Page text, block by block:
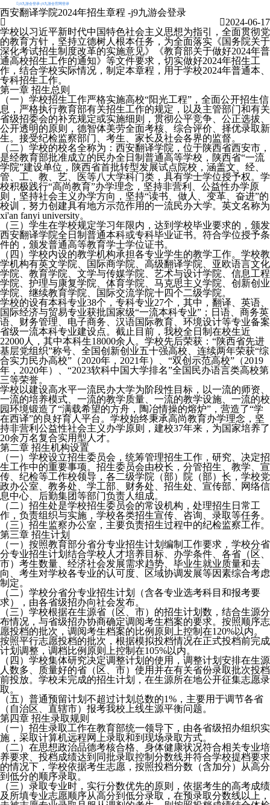
j9九游会登录-j9九游会官网登录
西安翻译学院2024年招生章程 -j9九游会登录
2024-06-17
学校以习近平新时代中国特色社会主义思想为指引，全面贯彻党
的教育方针，坚持立德树人根本任务，为全面落实《国务院关于
深化考试招生制度改革的实施意见》《教育部关于做好2024年普
通高校招生工作的通知》等文件要求，切实做好2024年招生工
作，结合学校实际情况，制定本章程，用于学校2024年普通本、
专科招生工作。
第一章 招生总则
（一）学校招生工作严格实施高校“阳光工程”，全面公开招生信
息，严格执行教育部有关招生工作的规定，以及主管部门和有关
省级招委会的补充规定或实施细则，贯彻公平竞争、公正选拔、
公开透明的原则，德智体美劳全面考核、综合评价、择优录取新
生。接受纪检监察部门、考生、家长及社会各界的监督。
（二）学校的校名全称为：西安翻译学院，位于陕西省西安市，
是经教育部批准成立的民办全日制普通高等学校，陕西省“一流
学院”建设单位，陕西省首批转型发展试点院校，涵盖文、经、
管、工、教、艺、医等八大学科门类，具有学士学位授予权。学
校积极践行“高尚教育”办学理念，坚持非营利、公益性办学原
则，坚持社会主义办学方向，坚持“读书、做人、变革、奋进”的
校训，努力创建具有地方示范作用的一流民办大学。英文名称为
xi'an fanyi university。
（三）学生在学校规定学习年限内，达到学校毕业要求的，颁发
西安翻译学院全日制普通本科或专科毕业证书。符合学位授予条
件的，颁发普通高等教育学士学位证书。
（四）学校内设的教学机构承担各专业学生的教学工作。学校教
学机构有英文学院、国际商学院、高级翻译学院、亚欧语言文化
学院、教育学院、文学与传媒学院、艺术与设计学院、信息工程
学院、护理与康复学院、体育学院、马克思主义学院、创新创业
学院、继续教育学院、国际交流学院十四个二级学院。
学校的设有本科专业38个，专科专业27个，其中，翻译、英语、
国际经济与贸易专业获批国家级“一流本科专业”；日语、商务英
语、财务管理、电子商务、汉语国际教育、环境设计等专业备案
省级一流本科专业建设点。截止目前，我校全日制在校生近
22000人，其中本科生18000余人。学校先后荣获：“陕西省先进
基层党组织”称号、全国创新创业五十强高校、连续两年荣获“综
合实力民办高校”（2020年，2021年）、“双创示范高校”（2019
年，2020年）、“2023软科中国大学排名”全国民办语言类高校第
三等荣誉。
学校以建设高水平一流民办大学为阶段性目标，以一流的师资、
一流的培养模式、一流的教学质量、一流的教学设施、一流的校
园环境锻造了“满载希望的方舟，陶冶情操的熔炉”，营造了“学
在西译”的良好育人平台。学校始终秉承高尚教育办学理念，坚
持非营利公益性社会主义办学原则，建校37年来，为国家培养了
20余万名复合实用型人才。
第二章 招生机构设置
（一）学校设立招生委员会，统筹管理招生工作，研究、决定招
生工作中的重要事项。招生委员会由校长，分管招生、教学、宣
传、纪检等工作校领导，各二级学院（部）院（部）长，学校党
政办公室、教务处、学工部、财务处、招生处、宣传部、网络信
息中心、后勤集团等部门负责人组成。
（二）招生处是学校招生委员会的常设机构，处理招生日常工
作，负责组织与实施，学校各类招生宣传、咨询、录取等任务。
（三）招生监察办公室，主要负责招生过程中的纪检监察工作。
第三章 招生计划
（一）按照教育部分省分专业招生计划编制工作要求，学校分省
分专业招生计划结合学校人才培养目标、办学条件、各省（区、
市）考生数量、经济社会发展需求趋势、毕业生就业质量和去
向、考生对学校各专业的认可度、区域协调发展等因素综合考虑
制定。
（二）学校分省分专业招生计划（含各专业选考科目和报考要
求），由各省级招办向社会发布。
（三）学校根据在生源省（区、市）的招生计划数，结合生源分
布情况，与省级招办协商确定调阅考生档案的要求。按照顺序志
愿投档的批次，调阅考生档案的比例原则上控制在120%以内。
按照平行志愿投档的批次，根据模拟投档情况在正式投档前完成
计划调整，调档比例原则上控制在105%以内。
（四）学校集体研究决定调整计划的使用，调整计划安排在生源
人数多、质量好的省（区、市）使用并在有关省份录取批次投档
前投放。学校未完成的招生计划，在生源所在地公开征集志愿录
取。
（五）普通预留计划不超过计划总数的1%，主要用于调节各省
（自治区、直辖市）报考我校上线生源平衡问题。
第四章 招生录取规则
（一）招生录取工作在教育部统一领导下，由各省级招办组织实
施，采取计算机远程网上录取和到现场录取方式。
（二）在思想政治品德考核合格、身体健康状况符合相关专业培
养要求、投档成绩达到同批录取控制分数线并符合学校提档要求
的情况下，学校依据考生志愿，按照投档分数（含加分）从高分
到低分的顺序录取。
（三）录取专业时，实行分数优先的原则，依据考生的高考成绩
及所填专业志愿顺序从高分到低分录取，在预录取分数线以上，